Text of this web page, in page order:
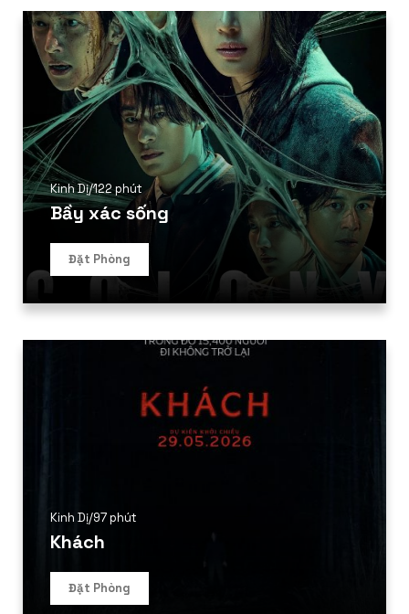
Kinh Dị/122 phút
Bầy xác sống
Đặt Phòng
Kinh Dị/97 phút
Khách
Đặt Phòng